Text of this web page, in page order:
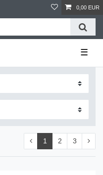
0,00 EUR
☰
1 2 3